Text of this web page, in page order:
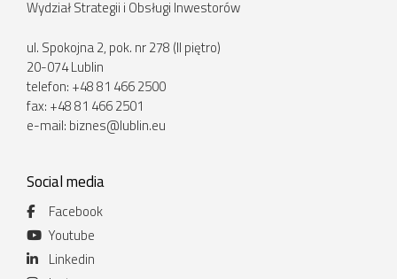
Wydział Strategii i Obsługi Inwestorów
ul. Spokojna 2, pok. nr 278 (II piętro)
20-074 Lublin
telefon: +48 81 466 2500
fax: +48 81 466 2501
e-mail: biznes@lublin.eu
Social media
Facebook
Youtube
Linkedin